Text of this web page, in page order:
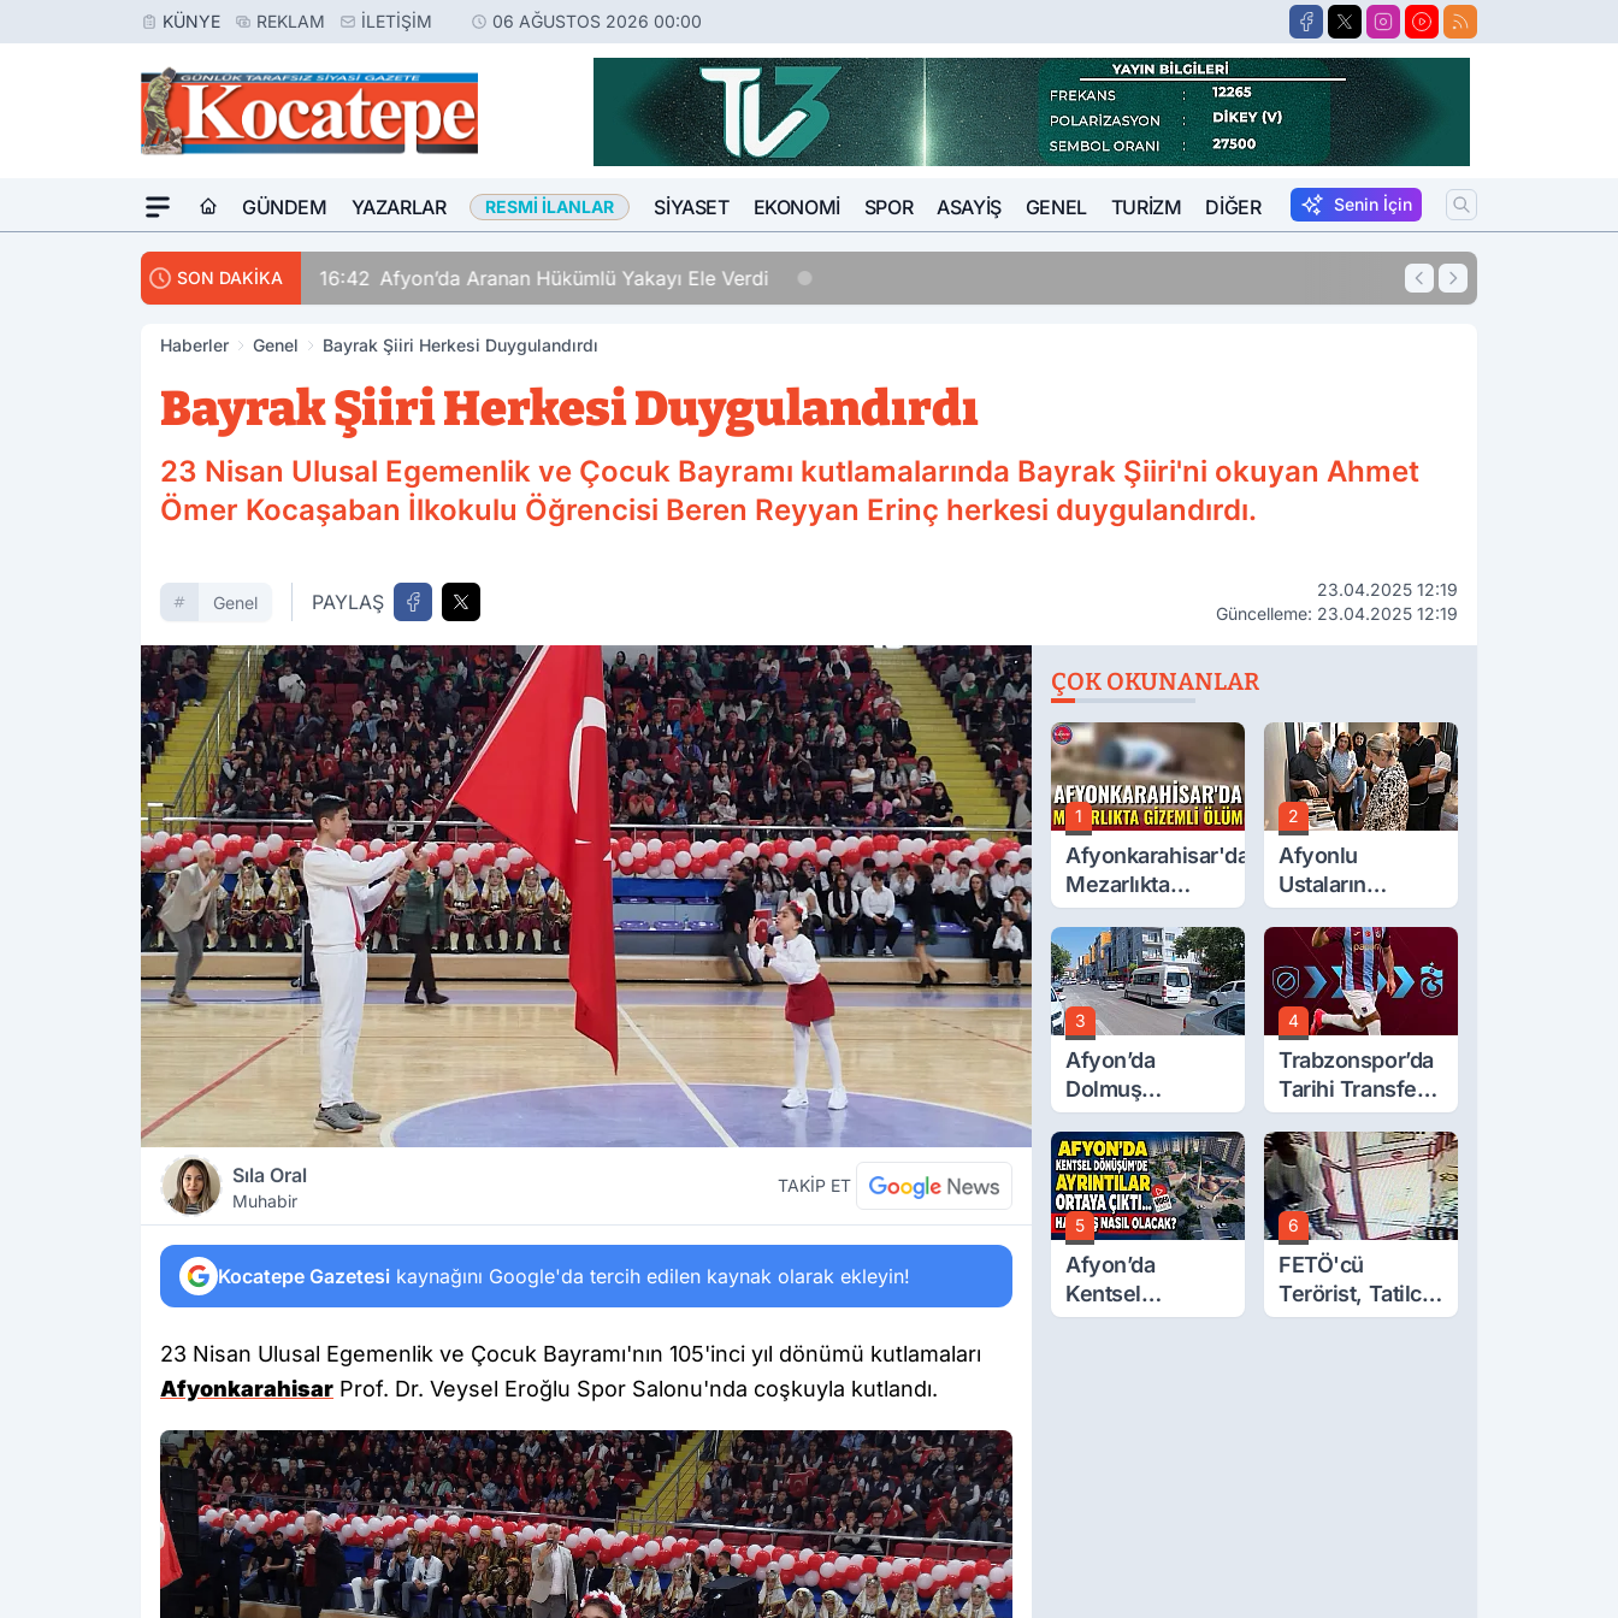
KÜNYE REKLAM İLETIŞIM 06 AĞUSTOS 2026 00:00
GÜNDEM YAZARLAR RESMI İLANLAR SIYASET EKONOMI SPOR ASAYIŞ GENEL TURIZM DIĞER Senin İçin
SON DAKİKA 16:42 Afyon’da Aranan Hükümlü Yakayı Ele Verdi 15:57
Haberler Genel Bayrak Şiiri Herkesi Duygulandırdı
Bayrak Şiiri Herkesi Duygulandırdı
23 Nisan Ulusal Egemenlik ve Çocuk Bayramı kutlamalarında Bayrak Şiiri'ni okuyan Ahmet
Ömer Kocaşaban İlkokulu Öğrencisi Beren Reyyan Erinç herkesi duygulandırdı.
Genel PAYLAŞ
23.04.2025 12:19
Güncelleme: 23.04.2025 12:19
Sıla Oral
Muhabir
TAKİP ET
Kocatepe Gazetesi kaynağını Google'da tercih edilen kaynak olarak ekleyin!
23 Nisan Ulusal Egemenlik ve Çocuk Bayramı'nın 105'inci yıl dönümü kutlamaları
Afyonkarahisar Prof. Dr. Veysel Eroğlu Spor Salonu'nda coşkuyla kutlandı.
ÇOK OKUNANLAR
1
Afyonkarahisar'da
Mezarlıkta
Gizemli Ölüm
2
Afyonlu
Ustaların
Eserleri
Görücüye Çıktı
3
Afyon’da
Dolmuş
Ücretlerine
Yüzde 40 Zam
Talebi
4
Trabzonspor’da
Tarihi Transfer!
Mohamed Salah
Geliyor
5
Afyon’da
Kentsel
Dönüşüm’de
6
FETÖ'cü
Terörist, Tatilci
Gibi Kaçmış